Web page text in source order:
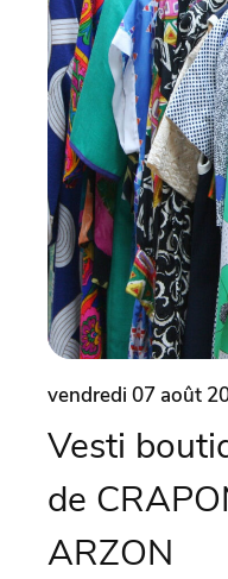
vendredi 07 août
Vesti
de
ARZON